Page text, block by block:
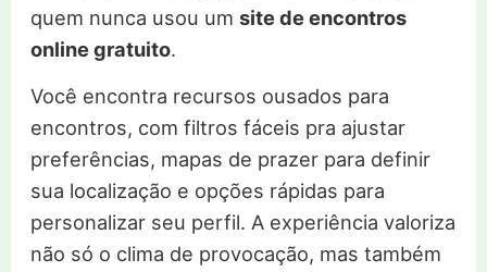
quem nunca usou um site de encontros
online gratuito.
Você encontra recursos ousados para
encontros, com filtros fáceis pra ajustar
preferências, mapas de prazer para definir
sua localização e opções rápidas para
personalizar seu perfil. A experiência valoriza
não só o clima de provocação, mas também